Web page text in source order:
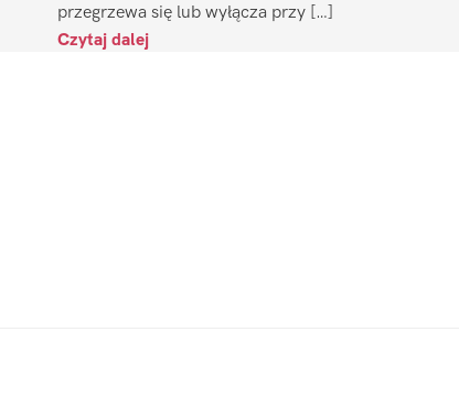
przegrzewa się lub wyłącza przy […]
Czytaj dalej